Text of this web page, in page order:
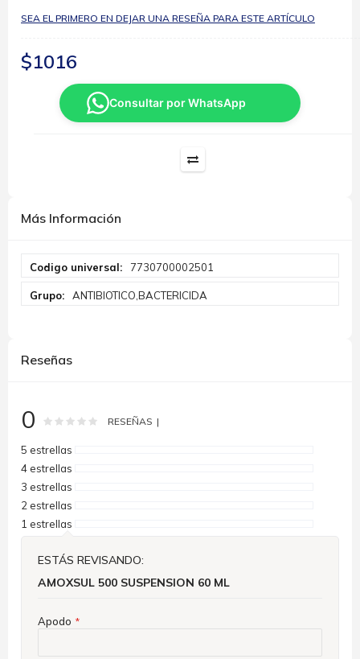
imágenes
SEA EL PRIMERO EN DEJAR UNA RESEÑA PARA ESTE ARTÍCULO
$1016
Consultar por WhatsApp
Más Información
Información
7730700002501
ANTIBIOTICO,BACTERICIDA
Reseñas
0 Rating: % of100
RESEÑAS
5 estrellas
4 estrellas
3 estrellas
2 estrellas
1 estrellas
ESTÁS REVISANDO:
AMOXSUL 500 SUSPENSION 60 ML
Apodo